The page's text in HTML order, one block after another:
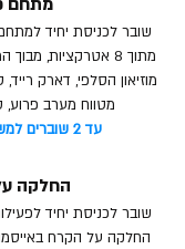
שובר לכניסת יחיד למתח
מוזיאון הסלפי, דארק
מטווח מערב פרוע,
עד 2 שוברים למשפחה בחלוקה.
החלקה
החלקה על הקרח